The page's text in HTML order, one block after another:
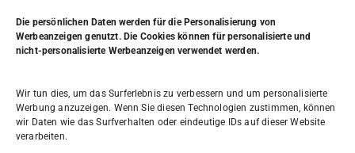
Die persönlichen Daten werden für die Personalisierung von
Werbeanzeigen genutzt. Die Cookies können für personalisierte und
nicht-personalisierte Werbeanzeigen verwendet werden.
Wir tun dies, um das Surferlebnis zu verbessern und um personalisierte
Werbung anzuzeigen. Wenn Sie diesen Technologien zustimmen, können
wir Daten wie das Surfverhalten oder eindeutige IDs auf dieser Website
verarbeiten.
KATEGORIE
Aus dem Leben(7)
Beruf & Arbeit